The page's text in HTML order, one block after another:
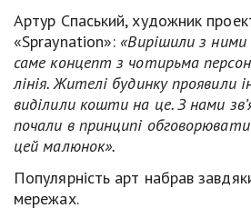
Артур Спаський, художник
«Spraynation»:«Вирішили з
саме концепт з чотирьма
лінія. Жителі будинку проявили
виділили кошти на це. З нами
почали в принципі
цей малюнок».
Популярність арт набрав
мережах.